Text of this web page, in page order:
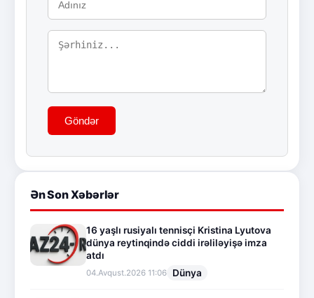
Göndər
Ən Son Xəbərlər
16 yaşlı rusiyalı tennisçi Kristina Lyutova
dünya reytinqində ciddi irəliləyişə imza
atdı
04.Avqust.2026 11:06 Dünya